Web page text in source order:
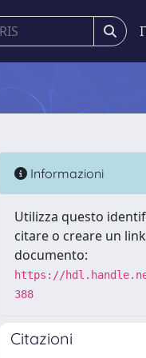
Informazioni
Utilizza questo
citare o creare un
documento:
https://
388
Citazioni